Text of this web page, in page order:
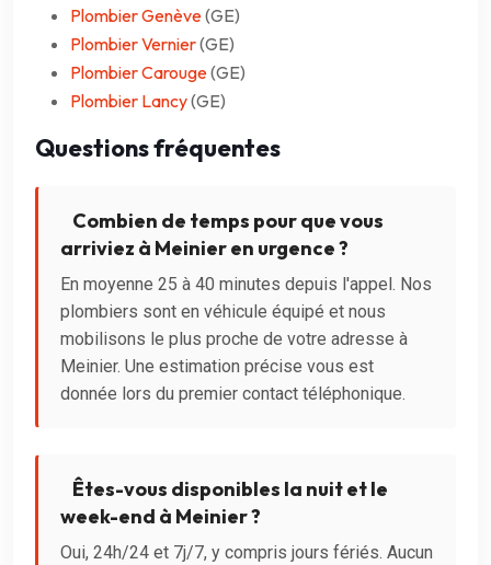
Plombier Genève(GE)
Plombier Vernier(GE)
Plombier Carouge(GE)
Plombier Lancy(GE)
Questions fréquentes
Combien de temps pour que vous
arriviez à Meinier en urgence ?
En moyenne 25 à 40 minutes depuis l'appel. Nos
plombiers sont en véhicule équipé et nous
mobilisons le plus proche de votre adresse à
Meinier. Une estimation précise vous est
donnée lors du premier contact téléphonique.
Êtes-vous disponibles la nuit et le
week-end à Meinier ?
Oui, 24h/24 et 7j/7, y compris jours fériés. Aucun